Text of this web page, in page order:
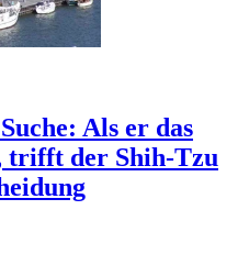
Als er das
trifft der Shih-Tzu